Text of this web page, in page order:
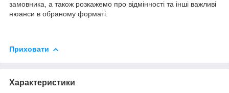
замовника, а також розкажемо про відмінності та інші важливі
нюанси в обраному форматі.
Приховати
Характеристики